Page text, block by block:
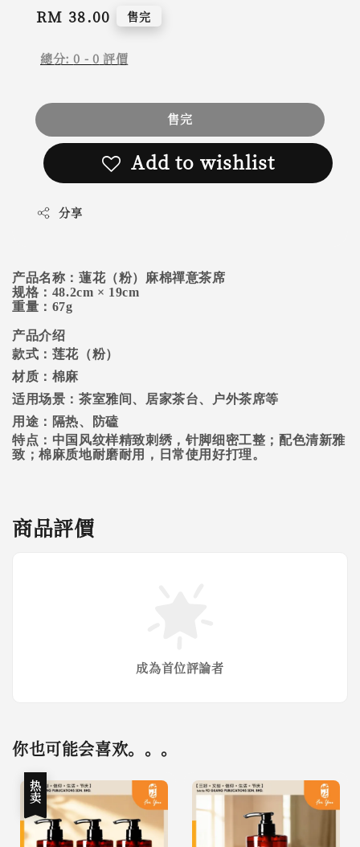
Regular
RM 38.00 售完
總分:0 - 0 評價
售完
Add to wishlist
分享
产品名称：蓮花（粉）麻棉禪意茶席
规格：48.2cm × 19cm
重量：67g
产品介绍
款式：莲花（粉）
材质：棉麻
适用场景：茶室雅间、居家茶台、户外茶席等
用途：隔热、防磕
特点：中国风纹样精致刺绣，针脚细密工整；配色清新雅
致；棉麻质地耐磨耐用，日常使用好打理 。
商品評價
成為首位評論者
你也可能会喜欢。。。
热卖